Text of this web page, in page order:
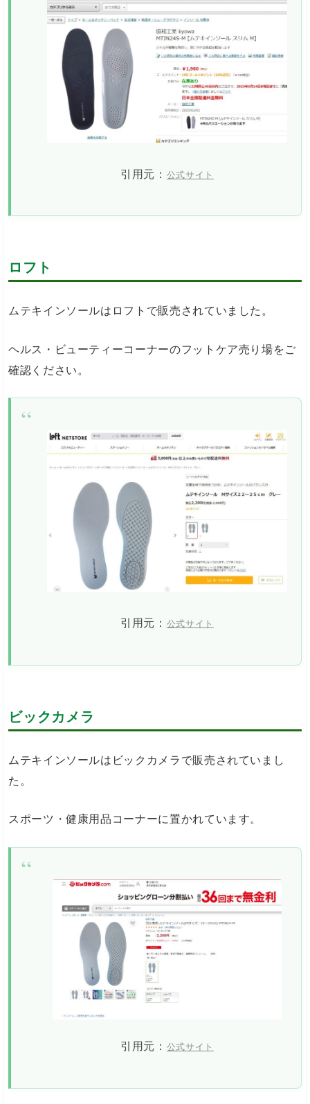
引用元： 公式サイト
ロフト
ムテキインソールはロフトで販売されていました。
ヘルス・ビューティーコーナーのフットケア売り場をご
確認ください。
引用元： 公式サイト
ビックカメラ
ムテキインソールはビックカメラで販売されていまし
た。
スポーツ・健康用品コーナーに置かれています。
引用元： 公式サイト